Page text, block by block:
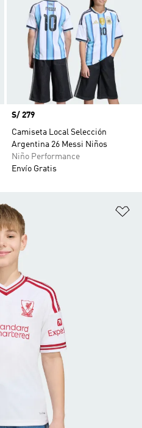
Precio
S/ 279
Camiseta Local Selección
Argentina 26 Messi Niños
Niño Performance
Envío Gratis